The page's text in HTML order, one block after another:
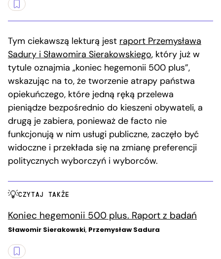
Tym ciekawszą lekturą jest raport Przemysława
Sadury i Sławomira Sierakowskiego, który już w
tytule oznajmia „koniec hegemonii 500 plus”,
wskazując na to, że tworzenie atrapy państwa
opiekuńczego, które jedną ręką przelewa
pieniądze bezpośrednio do kieszeni obywateli, a
drugą je zabiera, ponieważ de facto nie
funkcjonują w nim usługi publiczne, zaczęło być
widoczne i przekłada się na zmianę preferencji
politycznych wyborczyń i wyborców.
CZYTAJ TAKŻE
Koniec hegemonii 500 plus. Raport z badań
Sławomir Sierakowski, Przemysław Sadura